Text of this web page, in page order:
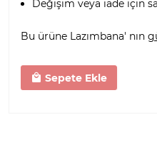
Değişim veya iade için
Bu ürüne Lazımbana' nın
Sepete Ekle